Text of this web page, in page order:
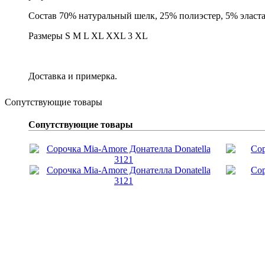
Состав 70% натуральный шелк, 25% полиэстер, 5%
Размеры S M L XL XXL 3 XL
Доставка и примерка.
Сопутствующие товары
Сопутствующие товары